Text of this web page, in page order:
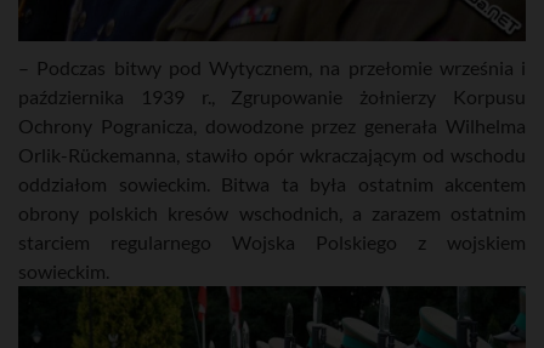
– Podczas bitwy pod Wytycznem, na przełomie września i
października 1939 r., Zgrupowanie żołnierzy Korpusu
Ochrony Pogranicza, dowodzone przez generała Wilhelma
Orlik-Rückemanna, stawiło opór wkraczającym od wschodu
oddziałom sowieckim. Bitwa ta była ostatnim akcentem
obrony polskich kresów wschodnich, a zarazem ostatnim
starciem regularnego Wojska Polskiego z wojskiem
sowieckim.